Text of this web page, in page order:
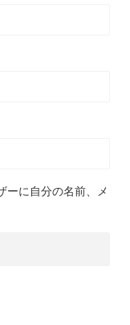
ーに自分の名前、メ